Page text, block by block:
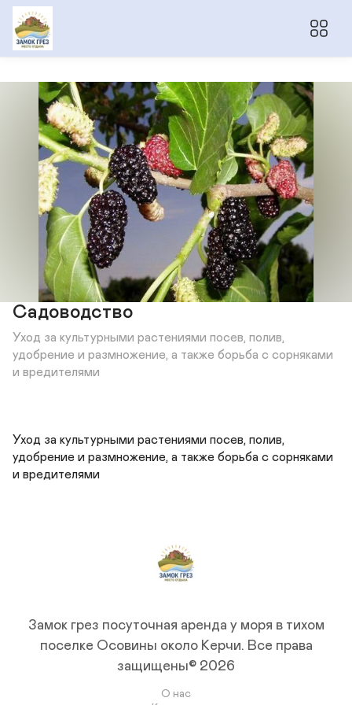
Садоводство
Уход за культурными растениями посев, полив,
удобрение и размножение, а также борьба с сорняками
и вредителями
Уход за культурными растениями посев, полив,
удобрение и размножение, а также борьба с сорняками
и вредителями
Замок грез посуточная аренда у моря в тихом
поселке Осовины около Керчи. Все права
защищены© 2026
О нас